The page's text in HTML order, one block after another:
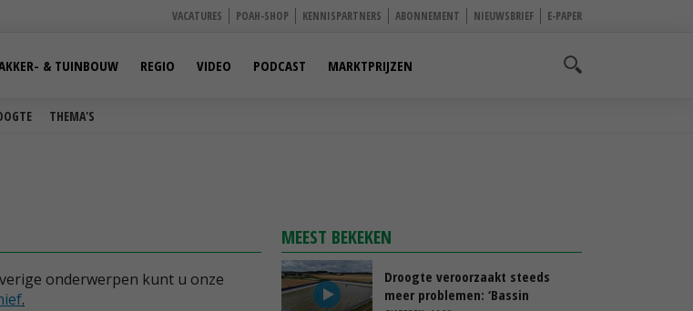
VACATURES POAH-SHOP KENNISPARTNERS ABONNEMENT NIEUWSBRIEF E-PAPER
THEMA'S
& TUINBOUW REGIO VIDEO PODCAST MARKTPRIJZEN
onderwerpen kunt u onze
.
MEEST BEKEKEN
Droogte veroorzaakt steeds
meer problemen: ‘Bassin